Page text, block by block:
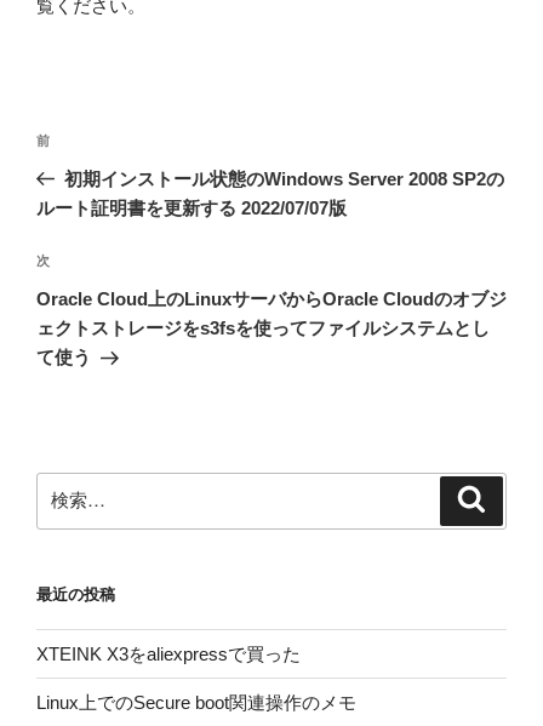
覧ください。
投
ナ
ゲ
ー
シ
ョ
前
の
投
前
初期インストール状態のWindows Server 2008 SP2の
ルート証明書を更新する 2022/07/07版
次
の
投
稿
次
Oracle Cloud上のLinuxサーバからOracle Cloudのオブジ
ェクトストレージをs3fsを使ってファイルシステムとし
て使う
索:
最近の投稿
XTEINK X3をaliexpressで買った
Linux上でのSecure boot関連操作のメモ